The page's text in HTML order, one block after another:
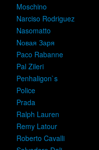
Moschino
Narciso Rodriguez
Nasomatto
Nовая Заря
Paco Rabanne
Pal Zileri
Penhaligon`s
Police
Prada
Ralph Lauren
Remy Latour
Roberto Cavalli